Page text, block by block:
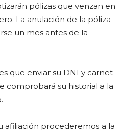
pólizas que venzan en
La anulación de la póliza
un mes antes de la
que enviar su DNI y carnet
comprobará su historial a la
afiliación procederemos a la